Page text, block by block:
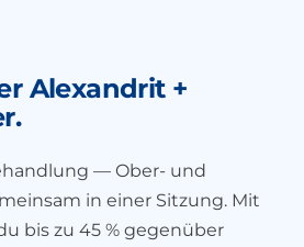
Alexandrit +
— Ober- und
in einer Sitzung. Mit
bis zu 45 % gegenüber